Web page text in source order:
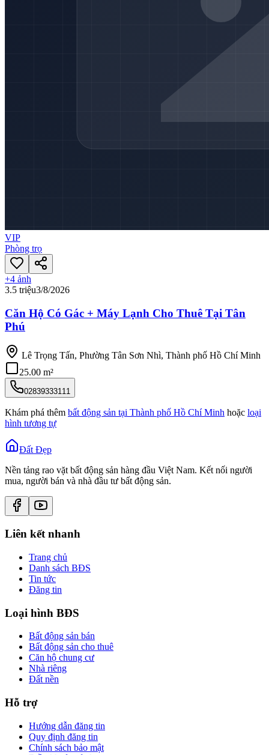
VIP
Phòng trọ
+4 ảnh
3.5 triệu3/8/2026
Căn Hộ Có Gác + Máy Lạnh Cho Thuê Tại Tân
Phú
Lê Trọng Tấn, Phường Tân Sơn Nhì, Thành phố Hồ Chí Minh
25.00 m²
02839333111
Khám phá thêm bất động sản tại Thành phố Hồ Chí Minh hoặc loại
hình tương tự
Đất Đẹp
Nền tảng rao vặt bất động sản hàng đầu Việt Nam. Kết nối người
mua, người bán và nhà đầu tư bất động sản.
Liên kết nhanh
Trang chủ
Danh sách BĐS
Tin tức
Đăng tin
Loại hình BĐS
Bất động sản bán
Bất động sản cho thuê
Căn hộ chung cư
Nhà riêng
Đất nền
Hỗ trợ
Hướng dẫn đăng tin
Quy định đăng tin
Chính sách bảo mật